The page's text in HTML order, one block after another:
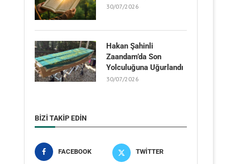
30/07/2026
Hakan Şahinli
Zaandam’da Son
Yolculuğuna Uğurlandı
30/07/2026
BIZI TAKIP EDIN
FACEBOOK TWITTER